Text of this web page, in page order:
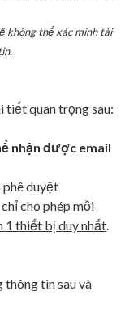
không thể xác minh tài
tiết quan trọng sau:
nhận được email
phê duyệt
cho phép mỗi
1 thiết bị duy nhất.
thông tin sau và